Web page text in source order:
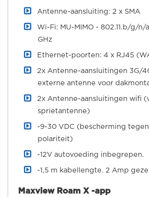
Antenne-aansluiting: 2 x SMA
Wi-Fi: MU-MIMO - 802.11.b/g/n/
GHz
Ethernet-poorten: 4 x RJ45
2x Antenne-aansluitingen 3G/
externe antenne voor
2x Antenne-aansluitingen wifi
sprietantenne)
-9-30 VDC (bescherming
polariteit)
-12V autovoeding inbegrepen.
-1,5 m kabellengte. 2 Amp
Maxview Roam X -app